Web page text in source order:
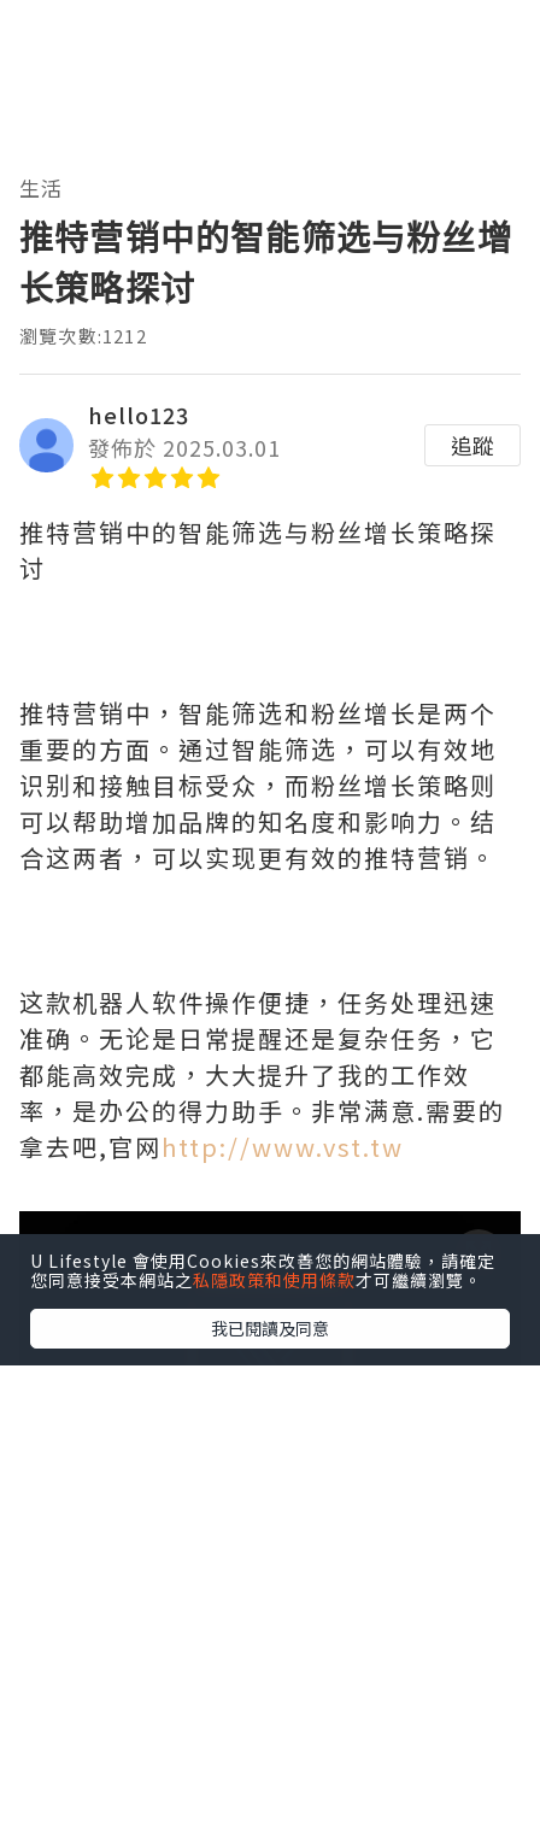
生活
推特营销中的智能筛选与粉丝增
长策略探讨
瀏覽次數:1212
hello123
發佈於 2025.03.01
追蹤
推特营销中的智能筛选与粉丝增长策略探
讨
推特营销中，智能筛选和粉丝增长是两个
重要的方面。通过智能筛选，可以有效地
识别和接触目标受众，而粉丝增长策略则
可以帮助增加品牌的知名度和影响力。结
合这两者，可以实现更有效的推特营销。
这款机器人软件操作便捷，任务处理迅速
准确。无论是日常提醒还是复杂任务，它
都能高效完成，大大提升了我的工作效
率，是办公的得力助手。非常满意.需要的
拿去吧,官网http://www.vst.tw
U Lifestyle 會使用Cookies來改善您的網站體驗，請確定
您同意接受本網站之私隱政策和使用條款才可繼續瀏覽。
我已閱讀及同意